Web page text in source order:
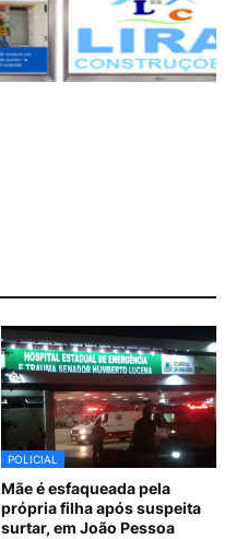
POLICIAL
Mãe é esfaqueada pela
própria filha após suspeita
surtar, em João Pessoa